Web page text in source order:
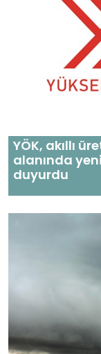
YÖK, akıllı
alanında
duyurdu